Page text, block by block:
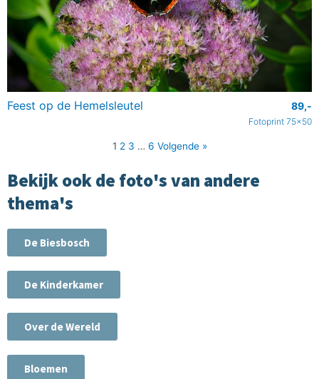
Feest op de Hemelsleutel 89,-
Fotoprint 75x50
1 2 3 … 6 Volgende »
Bekijk ook de foto's van andere
thema's
De Biesbosch
De Kinderkamer
Over de Wereld
Bloemen